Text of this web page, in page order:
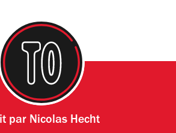
par Nicolas Hecht